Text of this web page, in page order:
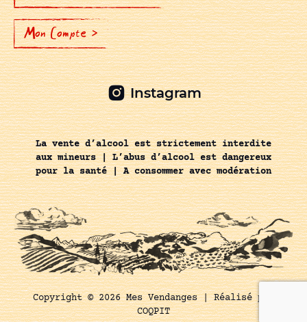
Mon Compte >
Instagram
La vente d’alcool est strictement interdite
aux mineurs | L’abus d’alcool est dangereux
pour la santé | A consommer avec modération
Copyright © 2026 Mes Vendanges |Réalisé par
COQPIT